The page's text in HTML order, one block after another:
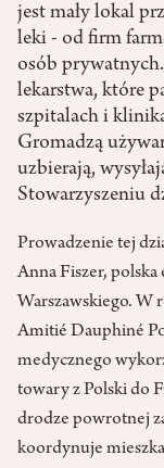
jest mały lokal
leki - od firm
osób
lekarstwa, które
szpitalach i
Gromadzą
uzbierają,
Stowarzyszeniu
Prowadzenie tej
Anna Fiszer,
Warszawskiego. W
Amitié Dauphiné
medycznego
towary z Polski do
drodze powrotnej
koordynuje